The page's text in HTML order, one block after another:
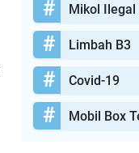
Mikol Ilegal
Limbah B3
Covid-19
Mobil Box